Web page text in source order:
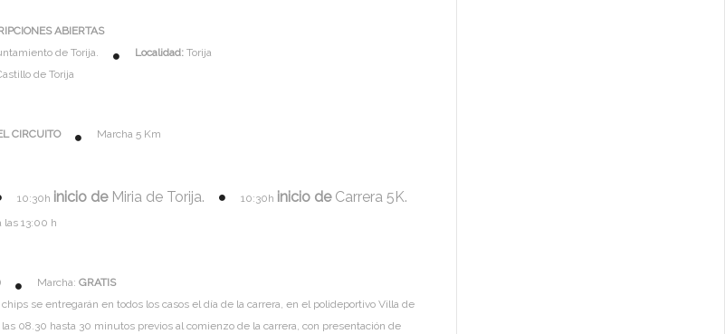
ABIERTAS
de Torija. Localidad:Torija
de Torija
CIRCUITO
Marcha 5 Km
10:30h inicio deMiria de Torija. 10:30h inicio deCarrera 5K.
las 13:00 h
Marcha: GRATIS
chips se entregarán en todos los casos el día de la carrera, en el polideportivo Villa de
las 08.30 hasta 30 minutos previos al comienzo de la carrera, con presentación de